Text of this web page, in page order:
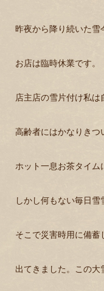
昨夜から降り続いた雪
お店は臨時休業です。
店主店の雪片付け私は
高齢者にはかなりきつ
ホット一息お茶タイム
しかし何もない毎日
そこで災害時用に備
出てきました。この大